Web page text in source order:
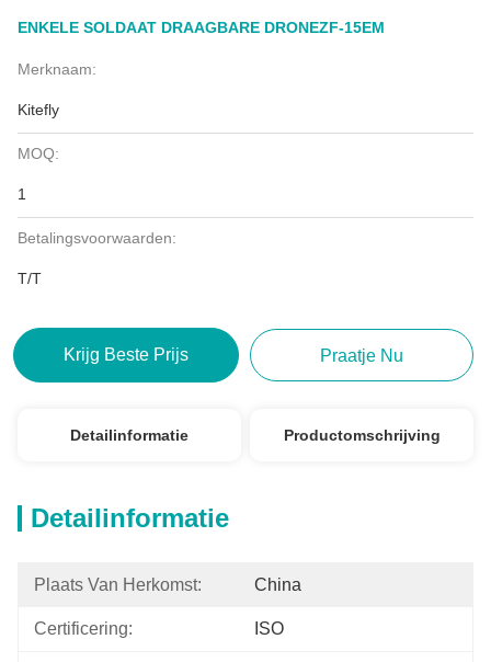
ENKELE SOLDAAT DRAAGBARE DRONEZF-15EM
Merknaam:
Kitefly
MOQ:
1
Betalingsvoorwaarden:
T/T
Krijg Beste Prijs Praatje Nu
Detailinformatie Productomschrijving
Detailinformatie
Plaats Van Herkomst: China
Certificering: ISO